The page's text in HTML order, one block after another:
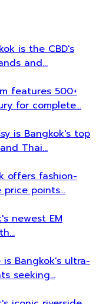
is the CBD's
and…
features 500+
for complete…
is Bangkok's top
Thai…
offers fashion-
price points…
newest EM
is Bangkok's ultra-
seeking…